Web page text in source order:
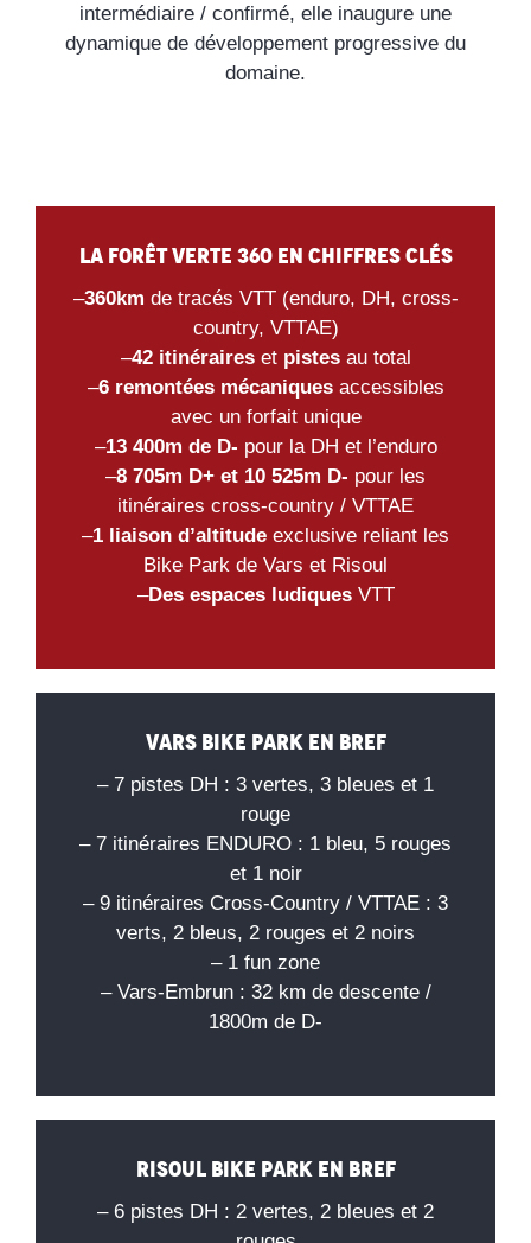
intermédiaire / confirmé, elle inaugure une
dynamique de développement progressive du
domaine.
La Forêt Verte 360 en chiffres clés
–360km de tracés VTT (enduro, DH, cross-
country, VTTAE)
–42 itinéraireset pistesau total
–6 remontées mécaniquesaccessibles
avec un forfait unique
–13 400m de D- pour la DH et l’enduro
–8 705m D+ et 10 525m D- pour les
itinéraires cross-country / VTTAE
–1 liaison d’altitude exclusive reliant les
Bike Park de Vars et Risoul
–Des espaces ludiquesVTT
Vars Bike Park en bref
– 7 pistes DH : 3 vertes, 3 bleues et 1
rouge
– 7 itinéraires ENDURO : 1 bleu, 5 rouges
et 1 noir
– 9 itinéraires Cross-Country / VTTAE : 3
verts, 2 bleus, 2 rouges et 2 noirs
– 1 fun zone
– Vars-Embrun : 32 km de descente /
1800m de D-
Risoul Bike Park en Bref
– 6 pistes DH : 2 vertes, 2 bleues et 2